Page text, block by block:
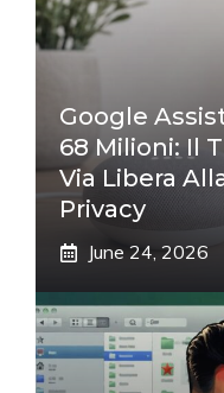
Google
68 Milioni: Il
Via Libera
Privacy
June 24, 2026